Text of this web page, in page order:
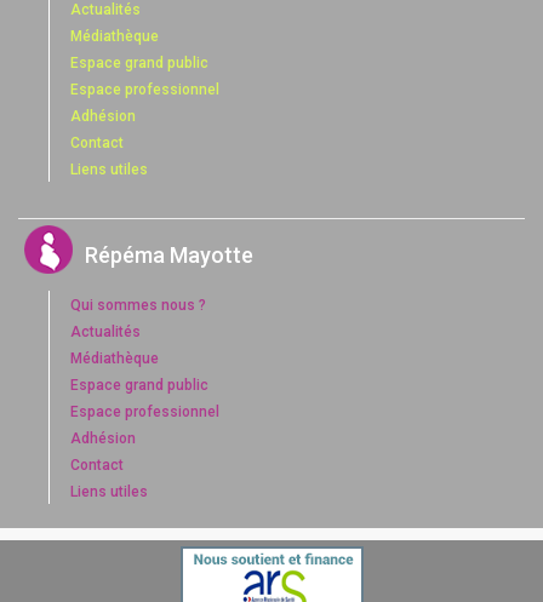
Actualités
Médiathèque
Espace grand public
Espace professionnel
Adhésion
Contact
Liens utiles
Répéma Mayotte
Qui sommes nous ?
Actualités
Médiathèque
Espace grand public
Espace professionnel
Adhésion
Contact
Liens utiles